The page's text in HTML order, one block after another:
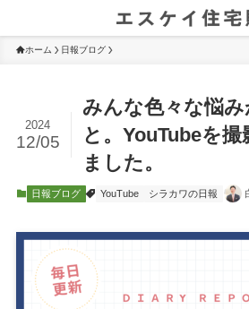
ホーム 日報ブログ
みんな色々な悩
と。YouTubeを
ました。
2024
12/05
日報ブログ YouTube シラカワの日報